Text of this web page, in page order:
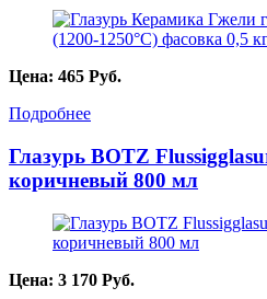
Цена: 465 Руб.
Подробнее
Глазурь BOTZ
коричневый 800 мл
Цена: 3 170 Руб.